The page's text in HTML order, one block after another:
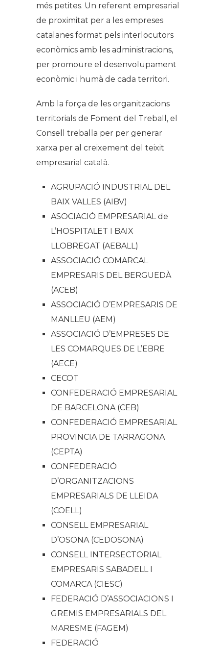
més petites. Un referent empresarial
de proximitat per a les empreses
catalanes format pels interlocutors
econòmics amb les administracions,
per promoure el desenvolupament
econòmic i humà de cada territori.
Amb la força de les organitzacions
territorials de Foment del Treball, el
Consell treballa per per generar
xarxa per al creixement del teixit
empresarial català.
AGRUPACIÓ INDUSTRIAL DEL
BAIX VALLES (AIBV)
ASOCIACIÓ EMPRESARIAL de
L’HOSPITALET I BAIX
LLOBREGAT (AEBALL)
ASSOCIACIÓ COMARCAL
EMPRESARIS DEL BERGUEDÀ
(ACEB)
ASSOCIACIÓ D’EMPRESARIS DE
MANLLEU (AEM)
ASSOCIACIÓ D’EMPRESES DE
LES COMARQUES DE L’EBRE
(AECE)
CECOT
CONFEDERACIÓ EMPRESARIAL
DE BARCELONA (CEB)
CONFEDERACIÓ EMPRESARIAL
PROVINCIA DE TARRAGONA
(CEPTA)
CONFEDERACIÓ
D’ORGANITZACIONS
EMPRESARIALS DE LLEIDA
(COELL)
CONSELL EMPRESARIAL
D’OSONA (CEDOSONA)
CONSELL INTERSECTORIAL
EMPRESARIS SABADELL I
COMARCA (CIESC)
FEDERACIÓ D’ASSOCIACIONS I
GREMIS EMPRESARIALS DEL
MARESME (FAGEM)
FEDERACIÓ